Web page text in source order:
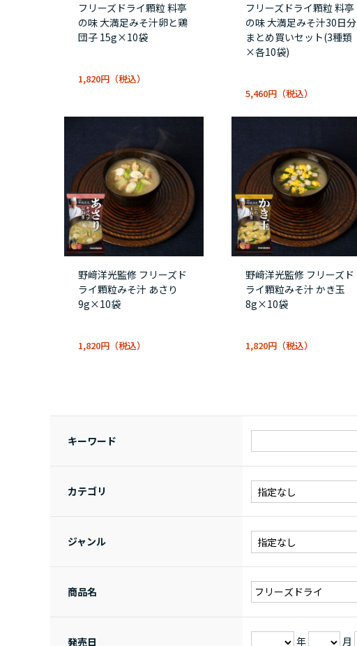
フリーズドライ顆粒 料亭
の味 大満足みそ汁卵と鶏
団子 15g×10袋
1,820円
フリーズドライ顆粒 料亭
の味 大満足みそ汁30日分
まとめ買いセット(3種類
×各10袋)
5,460円
野﨑洋光監修 フリーズド
ライ顆粒みそ汁 あさり
9g×10袋
1,820円
野﨑洋光監修 フリーズド
ライ顆粒みそ汁 かき玉
8g×10袋
1,820円
キーワード
カテゴリ
ジャンル
商品名
発売日 年 月